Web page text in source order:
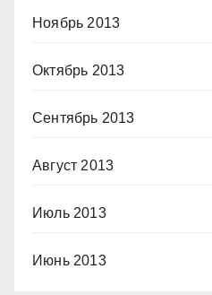
Ноябрь 2013
Октябрь 2013
Сентябрь 2013
Август 2013
Июль 2013
Июнь 2013